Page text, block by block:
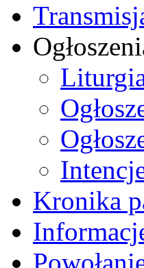
Kronika